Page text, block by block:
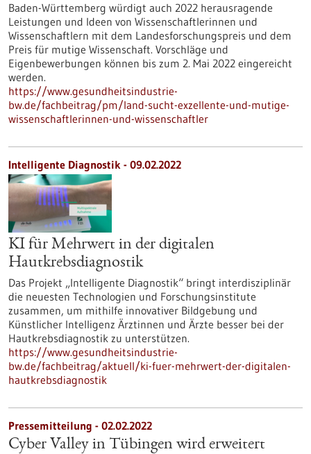
Baden-Württemberg würdigt auch 2022 herausragende
Leistungen und Ideen von Wissenschaftlerinnen und
Wissenschaftlern mit dem Landesforschungspreis und dem
Preis für mutige Wissenschaft. Vorschläge und
Eigenbewerbungen können bis zum 2. Mai 2022 eingereicht
werden.
https://www.gesundheitsindustrie-
bw.de/fachbeitrag/pm/land-sucht-exzellente-und-mutige-
wissenschaftlerinnen-und-wissenschaftler
Intelligente Diagnostik - 09.02.2022
KI für Mehrwert in der digitalen
Hautkrebsdiagnostik
Das Projekt „Intelligente Diagnostik“ bringt interdisziplinär
die neuesten Technologien und Forschungsinstitute
zusammen, um mithilfe innovativer Bildgebung und
Künstlicher Intelligenz Ärztinnen und Ärzte besser bei der
Hautkrebsdiagnostik zu unterstützen.
https://www.gesundheitsindustrie-
bw.de/fachbeitrag/aktuell/ki-fuer-mehrwert-der-digitalen-
hautkrebsdiagnostik
Pressemitteilung - 02.02.2022
Cyber Valley in Tübingen wird erweitert